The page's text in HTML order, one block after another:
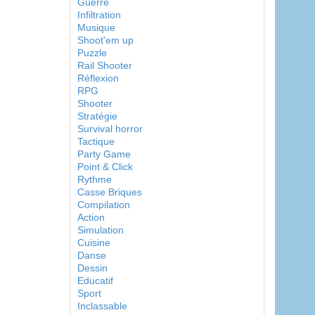
Infiltration
Musique
Shoot'em up
Puzzle
Rail Shooter
Réflexion
RPG
Shooter
Stratégie
Survival horror
Tactique
Party Game
Point & Click
Rythme
Casse Briques
Compilation
Action
Simulation
Cuisine
Danse
Dessin
Educatif
Sport
Inclassable